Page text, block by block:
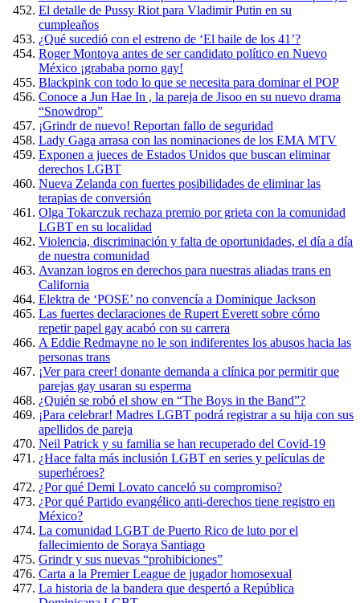
El detalle de Pussy Riot para Vladimir Putin en su
cumpleaños
¿Qué sucedió con el estreno de ‘El baile de los 41’?
Roger Montoya antes de ser candidato político en Nuevo
México ¡grababa porno gay!
Blackpink con todo lo que se necesita para dominar el POP
Conoce a Jun Hae In , la pareja de Jisoo en su nuevo drama
“Snowdrop”
¡Grindr de nuevo! Reportan fallo de seguridad
Lady Gaga arrasa con las nominaciones de los EMA MTV
Exponen a jueces de Estados Unidos que buscan eliminar
derechos LGBT
Nueva Zelanda con fuertes posibilidades de eliminar las
terapias de conversión
Olga Tokarczuk rechaza premio por grieta con la comunidad
LGBT en su localidad
Violencia, discriminación y falta de oportunidades, el día a día
de nuestra comunidad
Avanzan logros en derechos para nuestras aliadas trans en
California
Elektra de ‘POSE’ no convencía a Dominique Jackson
Las fuertes declaraciones de Rupert Everett sobre cómo
repetir papel gay acabó con su carrera
A Eddie Redmayne no le son indiferentes los abusos hacia las
personas trans
¡Ver para creer! donante demanda a clínica por permitir que
parejas gay usaran su esperma
¿Quién se robó el show en “The Boys in the Band”?
¡Para celebrar! Madres LGBT podrá registrar a su hija con sus
apellidos de pareja
Neil Patrick y su familia se han recuperado del Covid-19
¿Hace falta más inclusión LGBT en series y películas de
superhéroes?
¿Por qué Demi Lovato canceló su compromiso?
¿Por qué Partido evangélico anti-derechos tiene registro en
México?
La comunidad LGBT de Puerto Rico de luto por el
fallecimiento de Soraya Santiago
Grindr y sus nuevas “prohibiciones”
Carta a la Premier League de jugador homosexual
La historia de la bandera que despertó a República